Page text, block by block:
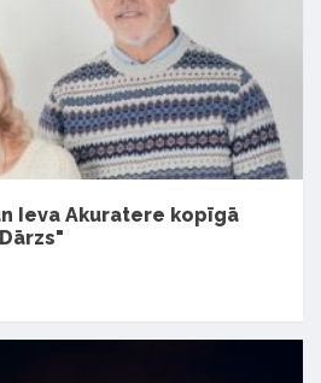
Ieva Akuratere kopīgā